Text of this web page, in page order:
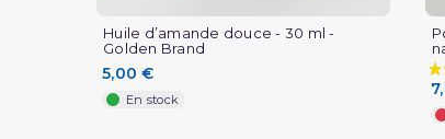
Huile d’amande douce - 30 ml -
Golden Brand
5,00 €
En stock